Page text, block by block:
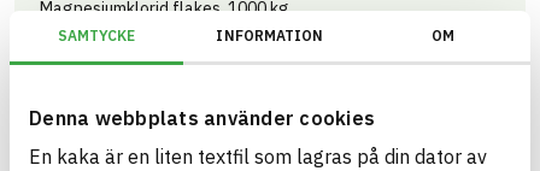
SAMTYCKE INFORMATION OM
Denna webbplats använder cookies
En kaka är en liten textfil som lagras på din dator av
Magnesiumklorid flakes, 1000 kg
ARTIKEL­NUMMER
övrigt
FÖRETAG
BASTA ID
HÄLSO- OCH MILJÖ­FARLIGHET Information finns